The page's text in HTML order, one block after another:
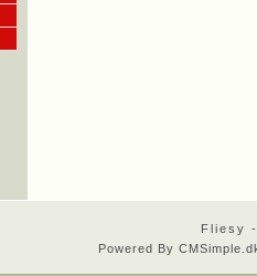
Fliesy
Powered By